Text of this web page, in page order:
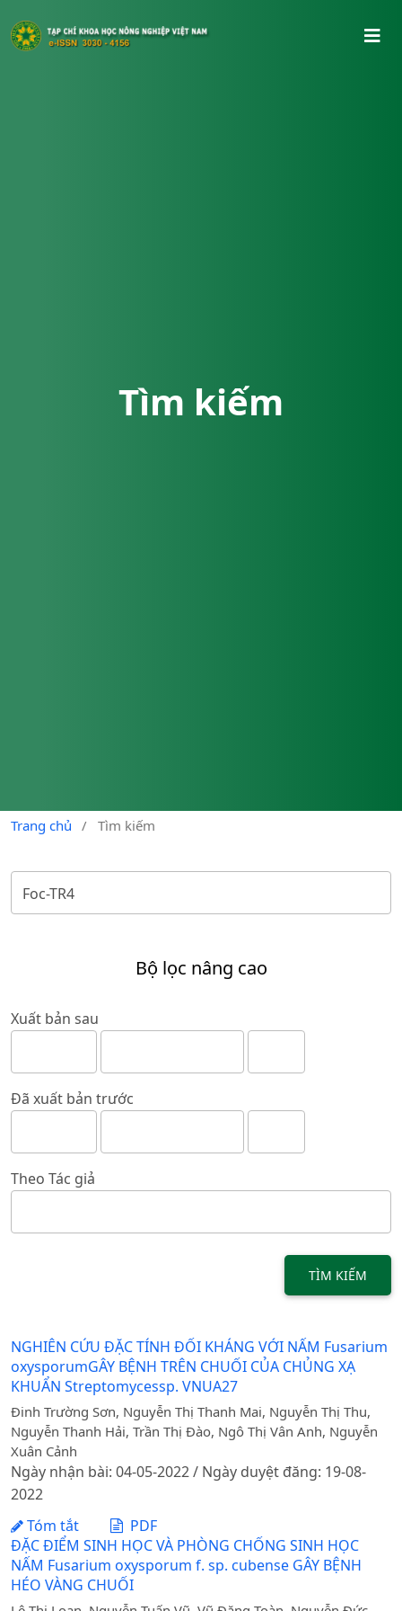
Tìm kiếm
Trang chủ / Tìm kiếm
Bộ lọc nâng cao
Xuất bản sau
Đã xuất bản trước
Theo Tác giả
TÌM KIẾM
NGHIÊN CỨU ĐẶC TÍNH ĐỐI KHÁNG VỚI NẤM Fusarium
oxysporumGÂY BỆNH TRÊN CHUỐI CỦA CHỦNG XẠ
KHUẨN Streptomycessp. VNUA27
Đinh Trường Sơn, Nguyễn Thị Thanh Mai, Nguyễn Thị Thu,
Nguyễn Thanh Hải, Trần Thị Đào, Ngô Thị Vân Anh, Nguyễn
Xuân Cảnh
Ngày nhận bài: 04-05-2022 / Ngày duyệt đăng: 19-08-
2022
Tóm tắt
PDF
ĐẶC ĐIỂM SINH HỌC VÀ PHÒNG CHỐNG SINH HỌC
NẤM Fusarium oxysporum f. sp. cubense GÂY BỆNH
HÉO VÀNG CHUỐI